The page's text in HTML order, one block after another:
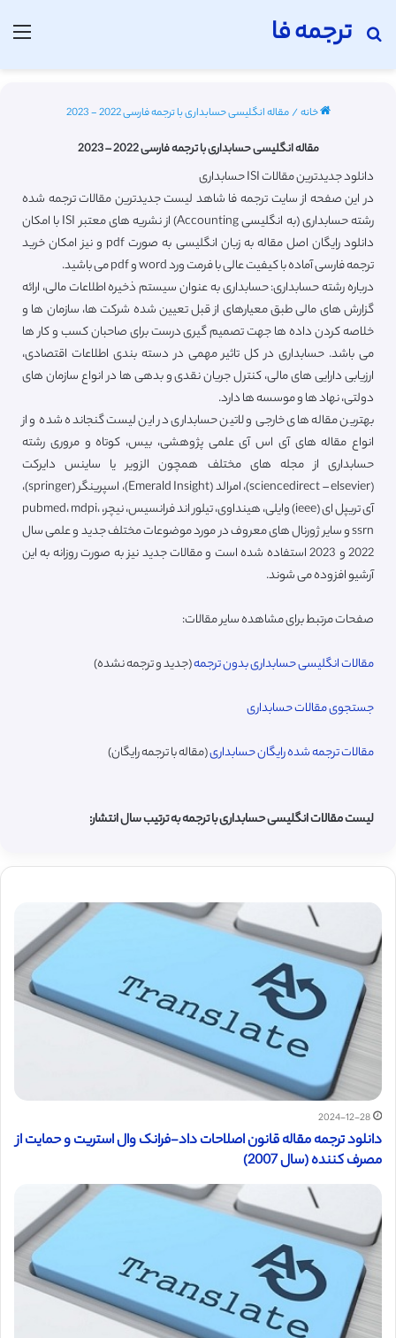
ترجمه فا
جستجو برای
خانه/مقاله انگلیسی حسابداری با ترجمه فارسی 2022 - 2023
مقاله انگلیسی حسابداری با ترجمه فارسی 2022 – 2023
دانلود جدیدترین مقالات ISI حسابداری
در این صفحه از سایت ترجمه فا شاهد لیست جدیدترین مقالات ترجمه شده
رشته حسابداری (به انگلیسی Accounting) از نشریه های معتبر ISI با امکان
دانلود رایگان اصل مقاله به زبان انگلیسی به صورت pdf و نیز امکان خرید
ترجمه فارسی آماده با کیفیت عالی با فرمت ورد word و pdf می باشید.
درباره رشته حسابداری: حسابداری به عنوان سیستم ذخیره اطلاعات مالی، ارائه
گزارش های مالی طبق معیارهای از قبل تعیین شده شرکت ها، سازمان ها و
خلاصه کردن داده ها جهت تصمیم گیری درست برای صاحبان کسب و کار ها
می باشد. حسابداری در کل تاثیر مهمی در دسته بندی اطلاعات اقتصادی،
ارزیابی دارایی‌ های مالی، کنترل جریان نقدی و بدهی ها در انواع سازمان های
دولتی، نهاد ها و موسسه ها دارد.
بهترین مقاله های خارجی و لاتین حسابداری در این لیست گنجانده شده و از
انواع مقاله های آی اس آی علمی پژوهشی، بیس، کوتاه و مروری رشته
حسابداری از مجله های مختلف همچون الزویر یا ساینس دایرکت
(sciencedirect – elsevier)، امرالد (Emerald Insight)، اسپرینگر (springer)،
آی تریپل ای (ieee) وایلی، هینداوی، تیلور اند فرانسیس، نیچر، pubmed، mdpi،
ssrn و سایر ژورنال های معروف در مورد موضوعات مختلف جدید و علمی سال
2022 و 2023 استفاده شده است و مقالات جدید نیز به صورت روزانه به این
آرشیو افزوده می شوند.
صفحات مرتبط برای مشاهده سایر مقالات:
مقالات انگلیسی حسابداری بدون ترجمه(جدید و ترجمه نشده)
جستجوی مقالات حسابداری
مقالات ترجمه شده رایگان حسابداری(مقاله با ترجمه رایگان)
لیست مقالات انگلیسی حسابداری با ترجمه به ترتیب سال انتشار:
2024-12-28
دانلود ترجمه مقاله قانون اصلاحات داد-فرانک وال استریت و حمایت از
مصرف کننده (سال 2007)